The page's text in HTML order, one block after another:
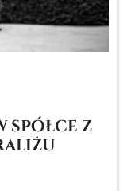
spółce z